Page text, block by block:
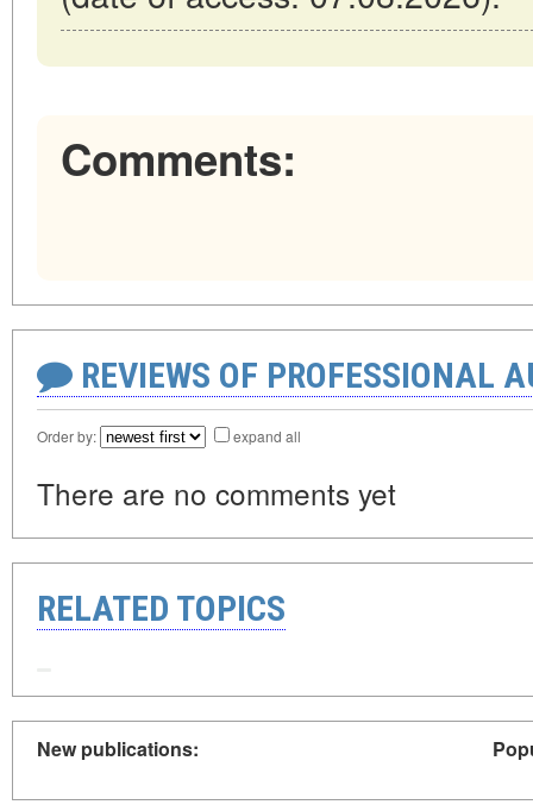
Comments:
REVIEWS OF PROFESSIONAL
Order by: expand all
There are no comments yet
RELATED TOPICS
New publications: